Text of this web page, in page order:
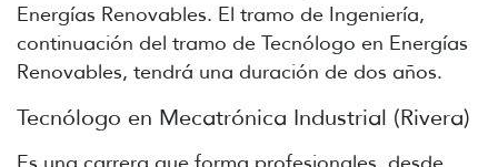
Energías Renovables. El tramo de Ingeniería,
continuación del tramo de Tecnólogo en Energías
Renovables, tendrá una duración de dos años.
Tecnólogo en Mecatrónica Industrial (Rivera)